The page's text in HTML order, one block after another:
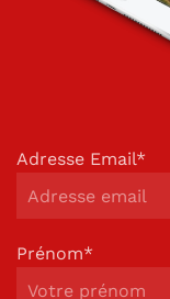
Adresse Email*
Prénom*